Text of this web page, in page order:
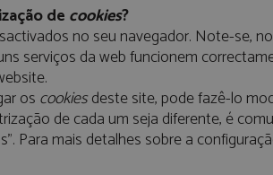
de cookies?
no seu navegador. Note-se,
serviços da web funcionem
os cookiesdeste site, pode fazê-lo
de cada um seja diferente, é
Para mais detalhes sobre a